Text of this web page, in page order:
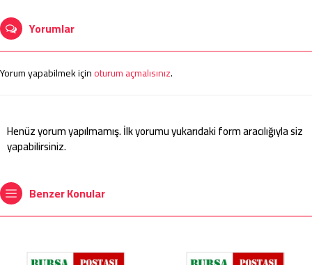
Yorumlar
Yorum yapabilmek içinoturum açmalısınız.
Henüz yorum yapılmamış. İlk yorumu yukarıdaki form aracılığıyla siz
yapabilirsiniz.
Benzer Konular